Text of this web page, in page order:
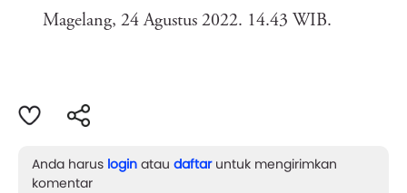
Magelang, 24 Agustus 2022. 14.43 WIB.
Anda harus login atau daftaruntuk mengirimkan
komentar